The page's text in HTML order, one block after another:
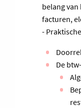
belang
facturen,
-
De